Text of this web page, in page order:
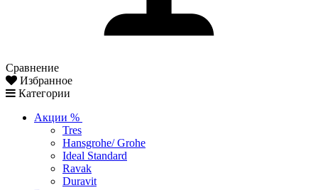
Сравнение
Избранное
Категории
Акции %
Tres
Hansgrohe/ Grohe
Ideal Standard
Ravak
Duravit